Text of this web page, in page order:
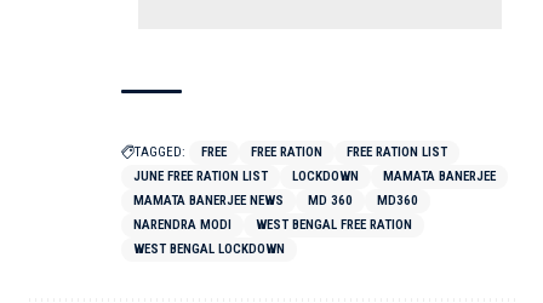
TAGGED: FREE FREE RATION
FREE RATION LIST
JUNE FREE RATION LIST
LOCKDOWN
MAMATA BANERJEE
MAMATA BANERJEE NEWS
MD 360
MD360
NARENDRA MODI
WEST BENGAL FREE RATION
WEST BENGAL LOCKDOWN